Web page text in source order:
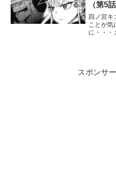
（第5話
四ノ宮キ
ことが
に・・・
スポンサ